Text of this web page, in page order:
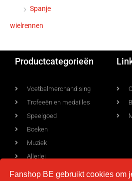
Spanje
wielrennen
Productcategorieën
Voetbalmerchandising
Trofeeën en medailles
Speelgoed
Boeken
Muziek
Allerlei
Fanshop BE gebruikt cookies om